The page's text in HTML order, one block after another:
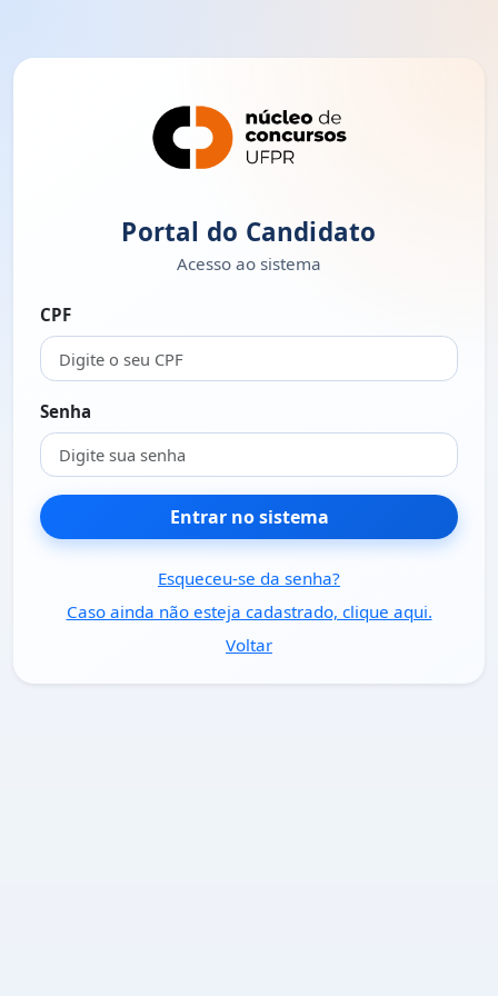
Portal do Candidato
Acesso ao sistema
CPF
Senha
Entrar no sistema
Esqueceu-se da senha?
Caso ainda não esteja cadastrado, clique aqui.
Voltar